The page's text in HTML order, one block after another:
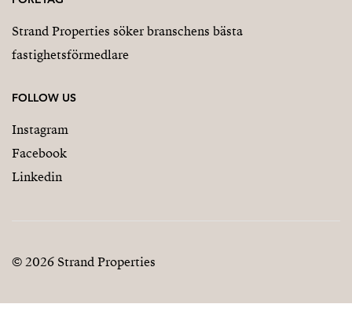
Strand Properties söker branschens bästa
fastighetsförmedlare
FOLLOW US
Instagram
Facebook
Linkedin
© 2026 Strand Properties